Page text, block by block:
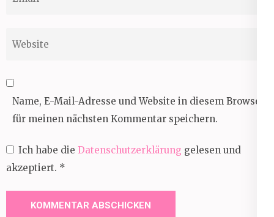
Name, E-Mail-Adresse und Website in diesem Browser
für meinen nächsten Kommentar speichern.
Ich habe die Datenschutzerklärung gelesen und
akzeptiert. *